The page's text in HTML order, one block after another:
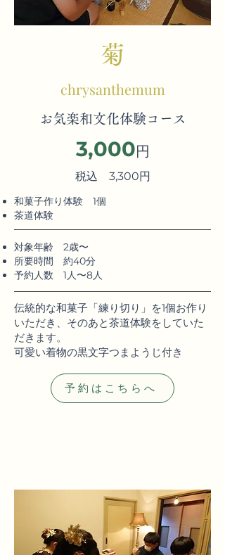
菊
chrysanthemum
お気楽和文化体験コース
3,000円
税込 3,300円
​和菓子作り体験 1個
​茶道体験
​対象年齢 2歳〜
​所要時間 約40分
予約人数 1人〜8人
伝統的な和菓子「練り切り」を1個お作り
いただき、そのあと茶道体験をしていた
だきます。
​可愛い着物の黒文字つまようじ付き
予約はこちらへ